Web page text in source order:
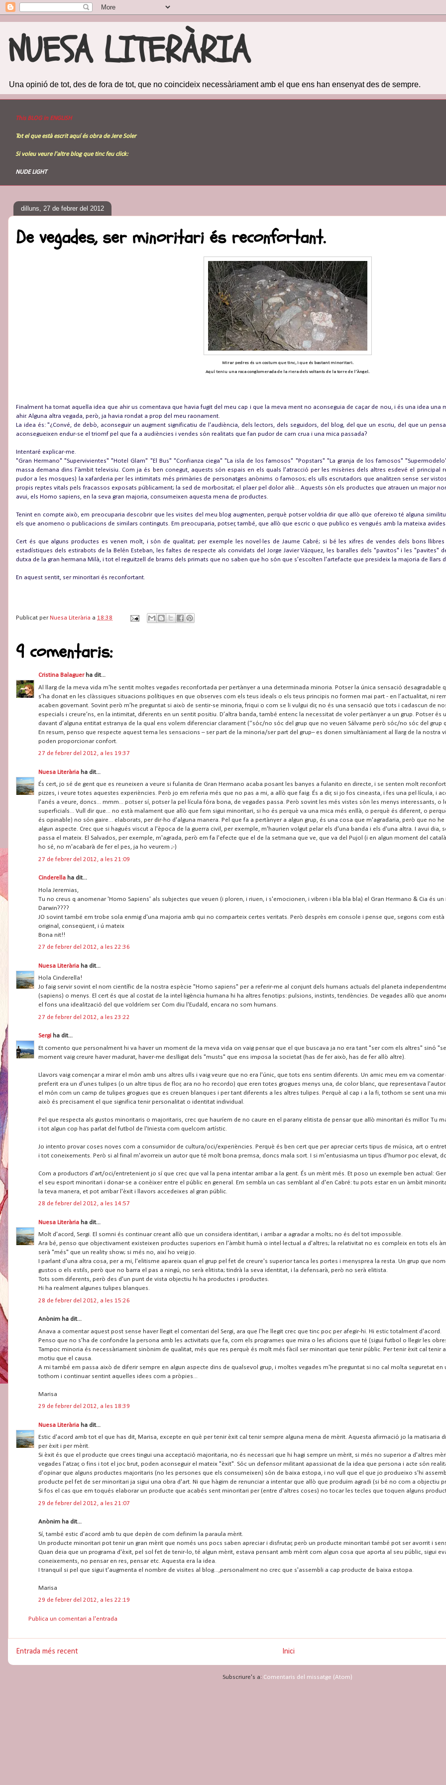
NUESA LITERÀRIA
Una opinió de tot, des de fora de tot, que no coincideix necessàriament amb el que ens han ensenyat des de sempre.
This BLOG in ENGLISH
Tot el que està escrit aquí és obra de Jere Soler
Si voleu veure l'altreblogque tinc feu click:
NUDE LIGHT
dilluns, 27 de febrer del 2012
De vegades, ser minoritari és reconfortant.
Mirar pedres és un costum que tinc, i que és bastant minoritari.
Aquí teniu una roca conglomerada de la riera dels voltants de la torre de l'Àngel.
Finalment ha tornat aquella idea que ahir us comentava que havia fugit del meu cap i que la meva ment no aconseguia de caçar de nou, i és una idea una
ahir. Alguna altra vegada, però, ja havia rondat a prop del meu raonament.
La idea és: "¿Convé, de debò, aconseguir un augment significatiu de l'audiència, dels lectors, dels seguidors, del blog, del que un escriu, del que un
aconsegueixen endur-se el triomf pel que fa a audiències i vendes són realitats que fan pudor de carn crua i una mica passada?
Intentaré explicar-me.
"Gran Hermano" "Supervivientes" "Hotel Glam" "El Bus" "Confianza ciega" "La isla de los famosos" "Popstars" "La granja de los famosos"
massa demana dins l'àmbit televisiu. Com ja és ben conegut, aquests són espais en els quals l'atracció per les misèries dels altres esdevé el principal
pudor a les mosques) la xafarderia per les intimitats més primàries de personatges anònims o famosos; els ulls escrutadors que analitzen sense ser
propis reptes vitals pels fracassos exposats públicament; la sed de morbositat; el plaer pel dolor aliè... Aquests són els productes que atrauen un major
avui, els Homo sapiens, en la seva gran majoria, consumeixen aquesta mena de productes.
Tenint en compte això, em preocuparia descobrir que les visites del meu blog augmenten, perquè potser voldria dir que allò que ofereixo té alguna
els que anomeno o publicacions de similars continguts. Em preocuparia, potser, també, que allò que escric o que publico es vengués amb la mateixa
Cert és que alguns productes es venen molt, i són de qualitat; per exemple les novel·les de Jaume Cabré; si bé les xifres de vendes dels bons
estadístiques dels estirabots de la Belén Esteban, les faltes de respecte als convidats del Jorge Javier Vázquez, les baralles dels "pavitos" i les "pavites"
dutxa de la gran hermana Milà, i tot el reguitzell de brams dels primats que no saben que ho són que s'escolten l'artefacte que presideix la majoria de llars
En aquest sentit, ser minoritari és reconfortant.
Publicat per Nuesa Literària a 18:38
9 comentaris:
Cristina Balaguerha dit...
Al llarg de la meva vida m'he sentit moltes vegades reconfortada per pertànyer a una determinada minoria. Potser la única sensació desagradable
s’ha donat en les clàssiques situacions polítiques en que observes com els teus ideals o els teus principis no formen mai part - en l’actualitat, ni
acaben governant. Sovint però m’he preguntat si això de sentir-se minoria, friqui o com se li vulgui dir, no és una sensació que tots i cadascun de
especials i creure’ns, en la intimitat, diferents en un sentit positiu. D’altra banda, també entenc la necessitat de voler pertànyer a un grup. Potser és
davant d’alguna entitat estranya de la qual ens volem diferenciar clarament (“sóc/no sóc del grup que no veuen Sálvame però sóc/no sóc del grup
En resum, penso que respecte aquest tema les sensacions – ser part de la minoria/ser part del grup– es donen simultàniament al llarg de la nostra
poden proporcionar confort.
27 de febrer del 2012, a les 19:37
Nuesa Literària ha dit...
És cert, jo sé de gent que es reuneixen a veure si fulanita de Gran Hermano acaba posant les banyes a fulanito en directe, i se senten molt
pizzes, i veure totes aquestes experiències. Però jo em referia més que no pas a mi, a allò que faig. És a dir, si jo fos cineasta, i fes una pel·lícula, i
l'anés a veure, doncs... mmm... potser sí, potser la pel·lícula fóra bona, de vegades passa. Però sovint les més vistes són les menys interessants, o
superficials... Vull dir que... no està malament que allò que fem sigui minoritari, si ho és perquè va una mica més enllà, o perquè és diferent, o
és opinable) no són gaire... elaborats, per dir-ho d'alguna manera. Pel que fa a pertànyer a algun grup, és una cosa que m'agradaria, però que no
algun aspecte. Crec que si hagués viscut a l'època de la guerra civil, per exemple, m'haurien volgut pelar els d'una banda i els d'una altra. I avui dia,
passa el mateix. El Salvados, per exemple, m'agrada, però em fa l'efecte que el de la setmana que ve, que va del Pujol (i en algun moment del
ho sé, no m'acabarà de fer el pes, ja ho veurem ;-)
27 de febrer del 2012, a les 21:09
Cinderella ha dit...
Hola Jeremias,
Tu no creus q anomenar 'Homo Sapiens' als subjectes que veuen (i ploren, i riuen, i s'emocionen, i vibren i bla bla bla) el Gran Hermano & Cia és un
Darwin????
JO sovint també em trobe sola enmig d'una majoria amb qui no comparteix certes veritats. Però desprès em console i pense que, segons com
original, conseqüent, i ú mateix
Bona nit!!
27 de febrer del 2012, a les 22:36
Nuesa Literària ha dit...
Hola Cinderella!
Jo faig servir sovint el nom científic de la nostra espècie "Homo sapiens" per a referir-me al conjunt dels humans actuals del planeta
(sapiens) o menys. El cert és que al costat de la intel·ligència humana hi ha altres fenotips: pulsions, instints, tendències. De vegades allò que
el fons una idealització del que voldríem ser. Com diu l'Eudald, encara no som humans.
27 de febrer del 2012, a les 23:22
Sergi ha dit...
Et comento que personalment hi va haver un moment de la meva vida on vaig pensar que el que buscava ja no era tant "ser com els altres" sinó
moment vaig creure haver madurat, haver-me deslligat dels "musts" que ens imposa la societat (has de fer això, has de fer allò altre).
Llavors vaig començar a mirar el món amb uns altres ulls i vaig veure que no era l'únic, que tots ens sentim diferents. Un amic meu em va comentar
preferit era un d'unes tulipes (o un altre tipus de flor, ara no ho recordo) que eren totes grogues menys una, de color blanc, que representava
el món com un camp de tulipes grogues que es creuen blanques i per tant diferents a les altres tulipes. Perquè al cap i a la fi, tothom se sent una
això és precisament el que significa tenir personalitat o identitat individual.
Pel que respecta als gustos minoritaris o majoritaris, crec que hauríem de no caure en el parany elitista de pensar que allò minoritari és millor. Tu
i tot algun cop has parlat del futbol de l'Iniesta com quelcom artístic.
Jo intento provar coses noves com a consumidor de cultura/oci/experiències. Perquè és ben cert que per apreciar certs tipus de música, art o
i tot coneixements. Però si al final m'avorreix un autor que té molt bona premsa, doncs mala sort. I si m'entusiasma un tipus d'humor poc elevat,
Com a productors d'art/oci/entretenient jo sí que crec que val la pena intentar arribar a la gent. És un mèrit més. Et poso un exemple ben actual:
el seu esport minoritari i donar-se a conèixer entre el públic en general. Em sembla un cas semblant al d'en Cabré: tu pots estar en un àmbit
la teva manera, et pot arribar l'èxit i llavors accedeixes al gran públic.
28 de febrer del 2012, a les 14:57
Nuesa Literària ha dit...
Molt d'acord, Sergi. El somni és continuar creant allò que un considera identitari, i arribar a agradar a molts; no és del tot impossible.
Ara bé, penso que objectivament existeixen productes superiors en l'àmbit humà o intel·lectual a d'altres; la relativitat no es compleix en tots els
serà "més" que un reality show; si més no, així ho veig jo.
I parlant d'una altra cosa, per a mi, l'elitisme apareix quan el grup pel fet de creure's superior tanca les portes i menysprea la resta. Un grup que
gustos o els estils, però que no barra el pas a ningú, no serà elitista; tindrà la seva identitat, i la defensarà, però no serà elitista.
Tots som diferents, però des d'un punt de vista objectiu hi ha productes i productes.
Hi ha realment algunes tulipes blanques.
28 de febrer del 2012, a les 15:26
Anònim ha dit...
Anava a comentar aquest post sense haver llegit el comentari del Sergi, ara que l'he llegit crec que tinc poc per afegir-hi. Hi estic totalment d'acord.
Penso que no s'ha de confondre la persona amb les activitats que fa, com els programes que mira o les aficions que té (sigui futbol o llegir les
Tampoc minoria és necessàriament sinònim de qualitat, més que res perquè és molt més fàcil ser minoritari que tenir públic. Per tenir èxit cal tenir
motiu que el causa.
A mi també em passa això de diferir sempre en algun aspecte dins de qualsevol grup, i moltes vegades m'he preguntat si no cal molta seguretat
tothom i continuar sentint aquelles idees com a pròpies...
Marisa
29 de febrer del 2012, a les 18:39
Nuesa Literària ha dit...
Estic d'acord amb tot el que has dit, Marisa, excepte en què per tenir èxit cal tenir sempre alguna mena de mèrit. Aquesta afirmació jo la matisaria
per èxit i per mèrit.
Si èxit és que el producte que crees tingui una acceptació majoritaria, no és necessari que hi hagi sempre un mèrit, si més no superior a d'altres
vegades l'atzar, o fins i tot el joc brut, poden aconseguir el mateix "èxit". Sóc un defensor militant apassionat de la idea que persona i acte són
d'opinar que alguns productes majoritaris (no les persones que els consumeixen) són de baixa estopa, i no vull que el que jo produeixo s'hi
producte pel fet de ser minoritari ja sigui una obra d'art. Ni que hàgim de renunciar a intentar que allò que produïm agradi (si bé no com a objectiu
Si fos el cas que em toqués elaborar un producte que acabés sent minoritari per (entre d'altres coses) no tocar les tecles que toquen alguns
29 de febrer del 2012, a les 21:07
Anònim ha dit...
Sí, també estic d'acord amb tu que depèn de com definim la paraula mèrit.
Un producte minoritari pot tenir un gran mèrit que només uns pocs saben apreciar i disfrutar, però un producte minoritari també pot ser avorrit i
Quan deia que un programa d'èxit, pel sol fet de tenir-lo, té algun mèrit, estava pensant amb mèrit com algun cosa que aporta al seu públic, sigui
coneixements, no pensar en res, pensar etc. Aquesta era la idea.
I tranquil si pel que sigui t'augmenta el nombre de visites al blog...,personalment no crec que s'assembli a cap producte de baixa estopa.
Marisa
29 de febrer del 2012, a les 22:19
Publica un comentari a l'entrada
Entrada més recent Inici
Subscriure's a: Comentaris del missatge (Atom)